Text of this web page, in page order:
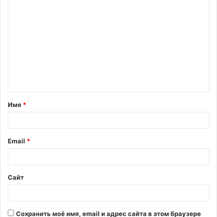
т
а
й
*
Имя *
Email *
Сайт
Сохранить моё имя, email и адрес сайта в этом браузере